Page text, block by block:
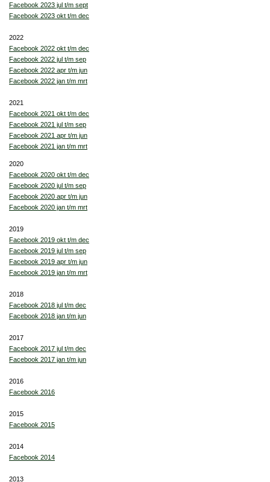
Facebook 2023 jul t/m sept
Facebook 2023 okt t/m dec
2022
Facebook 2022 okt t/m dec
Facebook 2022 jul t/m sep
Facebook 2022 apr t/m jun
Facebook 2022 jan t/m mrt
2021
Facebook 2021 okt t/m dec
Facebook 2021 jul t/m sep
Facebook 2021 apr t/m jun
Facebook 2021 jan t/m mrt
2020
Facebook 2020 okt t/m dec
Facebook 2020 jul t/m sep
Facebook 2020 apr t/m jun
Facebook 2020 jan t/m mrt
2019
Facebook 2019 okt t/m dec
Facebook 2019 jul t/m sep
Facebook 2019 apr t/m jun
Facebook 2019 jan t/m mrt
2018
Facebook 2018 jul t/m dec
Facebook 2018 jan t/m jun
2017
Facebook 2017 jul t/m dec
Facebook 2017 jan t/m jun
2016
Facebook 2016
2015
Facebook 2015
2014
Facebook 2014
2013